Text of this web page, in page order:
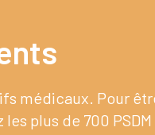
médicaux. Pour
plus de 700